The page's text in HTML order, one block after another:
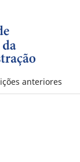
anteriores